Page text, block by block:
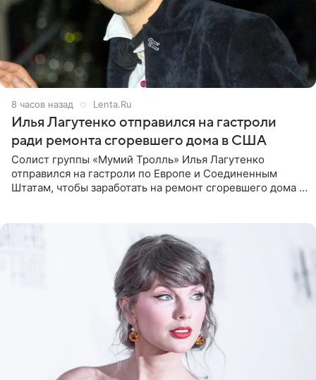
8 часов назад Lenta.Ru
Илья Лагутенко отправился на гастроли
ради ремонта сгоревшего дома в США
Солист группы «Мумий Тролль» Илья Лагутенко
отправился на гастроли по Европе и Соединенным
Штатам, чтобы заработать на ремонт сгоревшего дома в